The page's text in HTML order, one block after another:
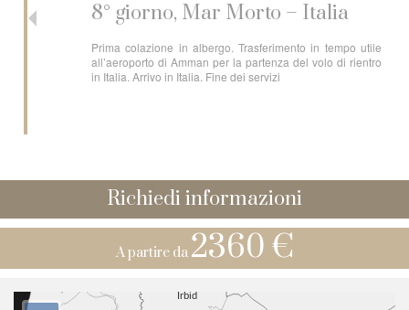
8° giorno, Mar Morto – Italia
Prima colazione in albergo. Trasferimento in tempo utile
all’aeroporto di Amman per la partenza del volo di rientro
in Italia. Arrivo in Italia. Fine dei servizi
Richiedi informazioni
A partire da 2360 €